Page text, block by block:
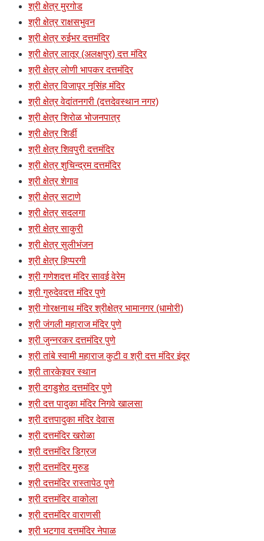
श्री क्षेत्र मुरगोड
श्री क्षेत्र राक्षसभुवन
श्री क्षेत्र रुईभर दत्तमंदिर
श्री क्षेत्र लातूर (अलक्षपुर) दत्त मंदिर
श्री क्षेत्र लोणी भापकर दत्तमंदिर
श्री क्षेत्र विजापूर नृसिंह मंदिर
श्री क्षेत्र वेदांतनगरी (दत्तदेवस्थान नगर)
श्री क्षेत्र शिरोळ भोजनपात्र
श्री क्षेत्र शिर्डी
श्री क्षेत्र शिवपुरी दत्तमंदिर
श्री क्षेत्र शुचिन्द्रम दत्तमंदिर
श्री क्षेत्र शेगाव
श्री क्षेत्र सटाणे
श्री क्षेत्र सदलगा
श्री क्षेत्र साकुरी
श्री क्षेत्र सुलीभंजन
श्री क्षेत्र हिप्परगी
श्री गणेशदत्त मंदिर सावई वेरेम
श्री गुरुदेवदत्त मंदिर पुणे
श्री गोरक्षनाथ मंदिर श्रीक्षेत्र भामानगर (धामोरी)
श्री जंगली महाराज मंदिर पुणे
श्री जुन्नरकर दत्तमंदिर पुणे
श्री तांबे स्वामी महाराज कुटी व श्री दत्त मंदिर इंदूर
श्री तारकेश्र्वर स्थान
श्री दगडुशेठ दत्तमंदिर पुणे
श्री दत्त पादुका मंदिर निगवे खालसा
श्री दत्तपादुका मंदिर देवास
श्री दत्तमंदिर खरोळा
श्री दत्तमंदिर डिग्रज
श्री दत्तमंदिर मुरुड
श्री दत्तमंदिर रास्तापेठ पुणे
श्री दत्तमंदिर वाकोला
श्री दत्तमंदिर वाराणसी
श्री भटगाव दत्तमंदिर नेपाळ